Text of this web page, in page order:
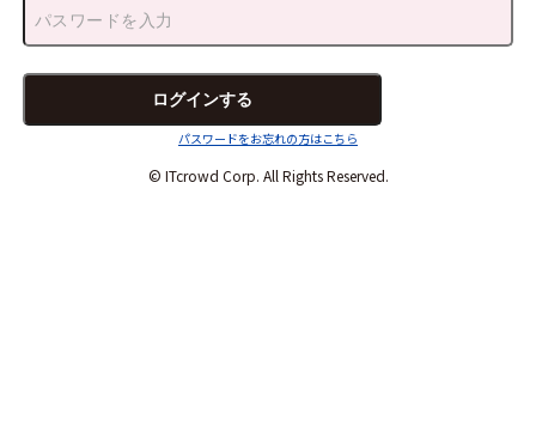
パスワードをお忘れの方はこちら
© ITcrowd Corp. All Rights Reserved.